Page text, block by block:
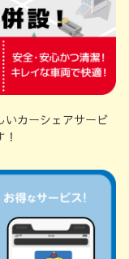
いカーシェアサービ